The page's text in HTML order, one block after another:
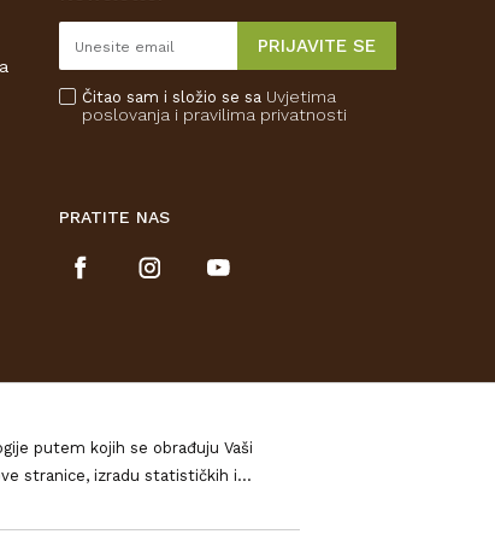
PRIJAVITE SE
Čitao sam i složio se sa Uvjetima
poslovanja i pravilima privatnosti
PRATITE NAS
jamčiti točnost svih
putem kojih se obrađuju Vaši
statističkih i
u našim
Ukoliko Vas zanima više kliknite na